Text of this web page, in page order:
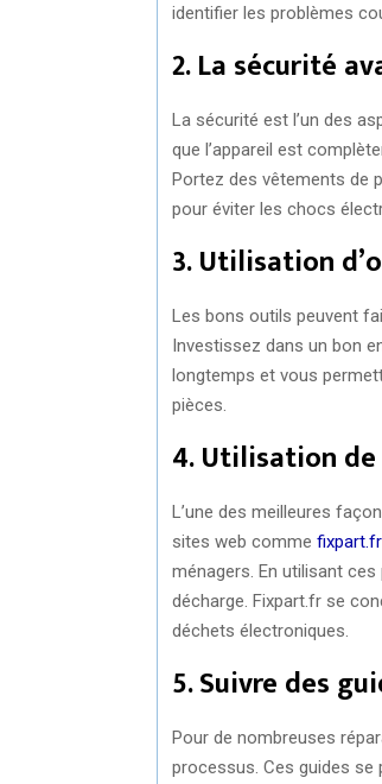
identifier les problèmes
2. La sécurité
La sécurité est l’un des
que l’appareil est
Portez des vêtements de
pour éviter les chocs
3. Utilisation
Les bons outils peuvent
Investissez dans un bon
longtemps et vous
pièces.
4. Utilisation de
L’une des meilleures
sites web comme fixpart.fr
ménagers. En utilisant
décharge. Fixpart.fr se
déchets électroniques.
5. Suivre des
Pour de nombreuses
processus. Ces guides